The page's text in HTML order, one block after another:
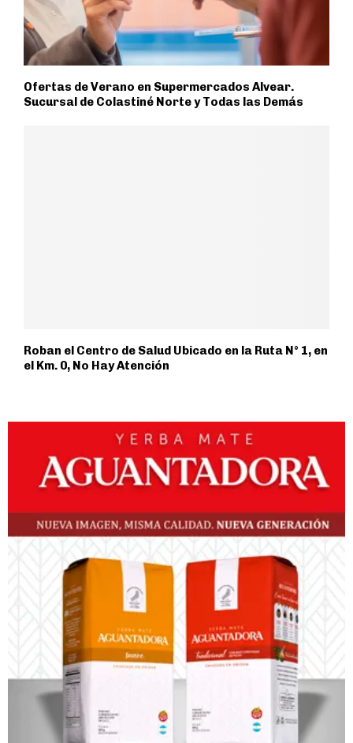
Ofertas de Verano en Supermercados Alvear.
Sucursal de Colastiné Norte y Todas las Demás
Roban el Centro de Salud Ubicado en la Ruta N° 1, en
el Km. 0, No Hay Atención